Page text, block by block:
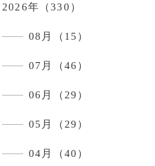
2026年（330）
08月（15）
07月（46）
06月（29）
05月（29）
04月（40）